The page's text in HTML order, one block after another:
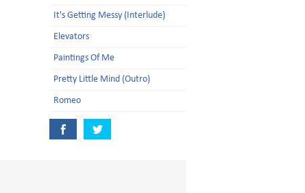
It's Getting Messy (Interlude)
Elevators
Paintings Of Me
Pretty Little Mind (Outro)
Romeo